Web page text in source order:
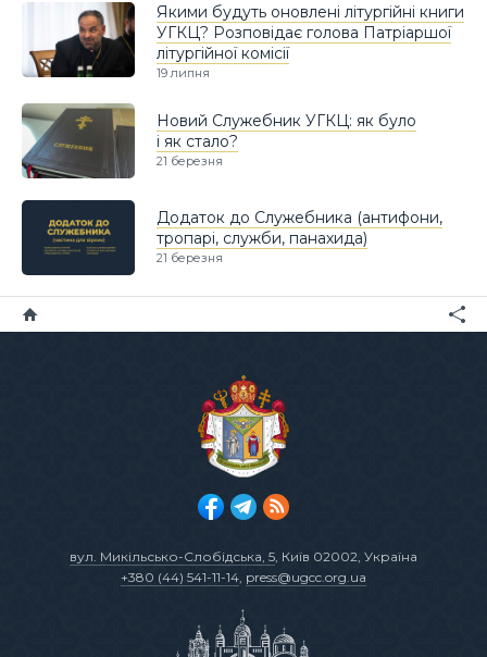
Якими будуть оновлені літургійні книги
УГКЦ? Розповідає голова Патріаршої
літургійної комісії
19 липня
Новий Служебник УГКЦ: як було
і як стало?
21 березня
Додаток до Служебника (антифони,
тропарі, служби, панахида)
21 березня
вул. Микільсько-Слобідська, 5, Київ 02002, Україна
+380 (44) 541-11-14, press@ugcc.org.ua